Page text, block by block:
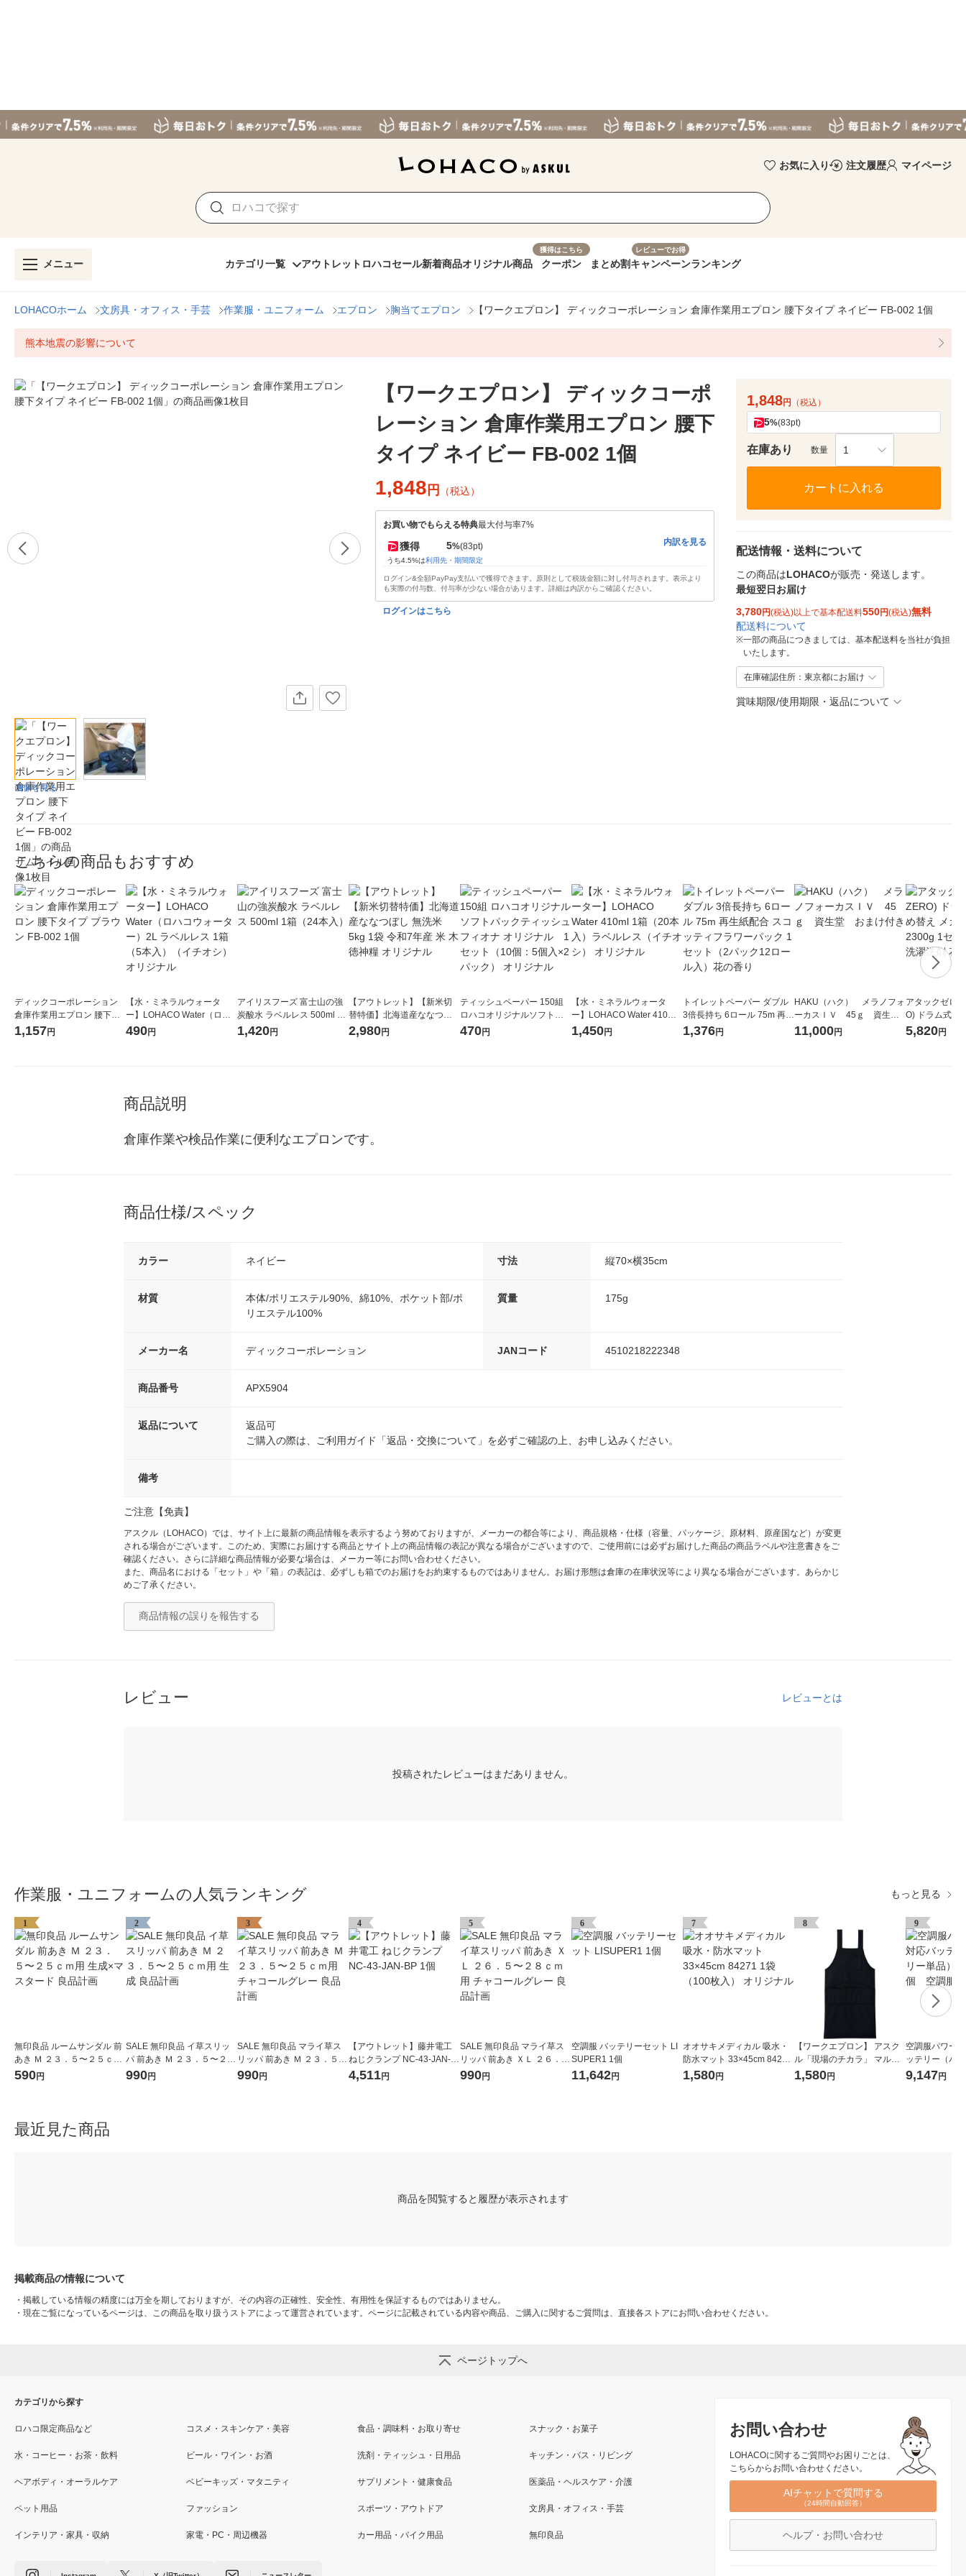
お気に入り 注文履歴 マイページ
メニュー カテゴリ一覧 アウトレット ロハコセール新着商品オリジナル商品
獲得はこちら
クーポン まとめ割
レビューでお得
キャンペーンランキング
LOHACOホーム 文房具・オフィス・手芸 作業服・ユニフォーム エプロン 胸当てエプロン 【ワークエプロン】 ディックコーポレーション 倉庫作業用エプロン 腰下タイプ ネイビー FB-002 1個
熊本地震の影響について
画像を見る
【ワークエプロン】 ディックコーポ
レーション 倉庫作業用エプロン 腰下
タイプ ネイビー FB-002 1個
1,848 円 （税込）
お買い物でもらえる特典最大付与率7%
獲得 5%(83pt)
うち4.5%は利用先・期間限定
内訳を見る
ログイン&全額PayPay支払いで獲得できます。原則として税抜金額に対し付与されます。表示より
も実際の付与数、付与率が少ない場合があります。詳細は内訳からご確認ください。
ログインはこちら
1,848円 （税込）
5%(83pt)
在庫あり 数量 1
カートに入れる
配送情報・送料について
この商品はLOHACOが販売・発送します。
最短翌日お届け
3,780円(税込)以上で基本配送料550円(税込)無料
配送料について
※一部の商品につきましては、基本配送料を当社が負担
いたします。
在庫確認住所：東京都にお届け
賞味期限/使用期限・返品について
こちらの商品もおすすめ
ディックコーポレーション
倉庫作業用エプロン 腰下タ
イプ ブラウン FB-002 1個
1,157円
【水・ミネラルウォータ
ー】LOHACO Water（ロハ
コウォーター）2L ラベルレ
490円
アイリスフーズ 富士山の強
炭酸水 ラベルレス 500ml 1
箱（24本入）
1,420円
【アウトレット】【新米切
替特価】北海道産ななつぼ
し 無洗米 5kg 1袋 令和7年産
2,980円
ティッシュペーパー 150組
ロハコオリジナルソフトパ
ックティッシュ フィオナ オ
470円
【水・ミネラルウォータ
ー】LOHACO Water 410ml
1箱（20本入）ラベルレス
1,450円
トイレットペーパー ダブル
3倍長持ち 6ロール 75m 再生
紙配合 スコッティフラワー
1,376円
HAKU（ハク） メラノフォ
ーカスＩＶ 45ｇ 資生
堂 おまけ付き
11,000円
アタックゼロ
O) ドラム式専
ガジャンボ
5,820円
商品説明
倉庫作業や検品作業に便利なエプロンです。
商品仕様/スペック
カラー ネイビー 寸法 縦70×横35cm
材質
本体/ポリエステル90%、綿10%、ポケット部/ポ
リエステル100%
質量 175g
メーカー名 ディックコーポレーション JANコード 4510218222348
商品番号 APX5904
返品について
返品可
ご購入の際は、ご利用ガイド「返品・交換について」を必ずご確認の上、お申し込みください。
備考
ご注意【免責】
アスクル（LOHACO）では、サイト上に最新の商品情報を表示するよう努めておりますが、メーカーの都合等により、商品規格・仕様（容量、パッケージ、原材料、原産国など）が変更
される場合がございます。このため、実際にお届けする商品とサイト上の商品情報の表記が異なる場合がございますので、ご使用前には必ずお届けした商品の商品ラベルや注意書きをご
確認ください。さらに詳細な商品情報が必要な場合は、メーカー等にお問い合わせください。
また、商品名における「セット」や「箱」の表記は、必ずしも箱でのお届けをお約束するものではありません。お届け形態は倉庫の在庫状況等により異なる場合がございます。あらかじ
めご了承ください。
商品情報の誤りを報告する
レビュー レビューとは
投稿されたレビューはまだありません。
作業服・ユニフォームの人気ランキング もっと見る
1
無印良品 ルームサンダル 前
あき Ｍ ２３．５〜２５ｃｍ
用 生成×マスタード 良品計
590円
2
SALE 無印良品 イ草スリッ
パ 前あき Ｍ ２３．５〜２５
ｃｍ用 生成 良品計画
990円
3
SALE 無印良品 マライ草ス
リッパ 前あき Ｍ ２３．５〜
２５ｃｍ用 チャコールグレ
990円
4
【アウトレット】藤井電工
ねじクランプ NC-43-JAN-B
P 1個
4,511円
5
SALE 無印良品 マライ草ス
リッパ 前あき ＸＬ ２６．
５〜２８ｃｍ用 チャコール
990円
6
空調服 バッテリーセット LI
SUPER1 1個
11,642円
7
オオサキメディカル 吸水・
防水マット 33×45cm 84271
1,580円
8
【ワークエプロン】 アスク
ル「現場のチカラ」 マルチ
エプロン フリー ブラック 1
1,580円
9
空調服パワー
ッテリー（バ
品）
9,147円
最近見た商品
商品を閲覧すると履歴が表示されます
掲載商品の情報について
・ 掲載している情報の精度には万全を期しておりますが、その内容の正確性、安全性、有用性を保証するものではありません。
・ 現在ご覧になっているページは、この商品を取り扱うストアによって運営されています。ページに記載されている内容や商品、ご購入に関するご質問は、直接各ストアにお問い合わせください。
ページトップへ
お問い合わせ
LOHACOに関するご質問やお困りごとは、
こちらからお問い合わせください。
AIチャットで質問する
（24時間自動回答）
ヘルプ・お問い合わせ
カテゴリから探す
ロハコ限定商品など コスメ・スキンケア・美容 食品・調味料・お取り寄せ スナック・お菓子
水・コーヒー・お茶・飲料 ビール・ワイン・お酒 洗剤・ティッシュ・日用品 キッチン・バス・リビング
ヘアボディ・オーラルケア ベビーキッズ・マタニティ サプリメント・健康食品 医薬品・ヘルスケア・介護
ペット用品 ファッション スポーツ・アウトドア 文房具・オフィス・手芸
インテリア・家具・収納 家電・PC・周辺機器 カー用品・バイク用品 無印良品